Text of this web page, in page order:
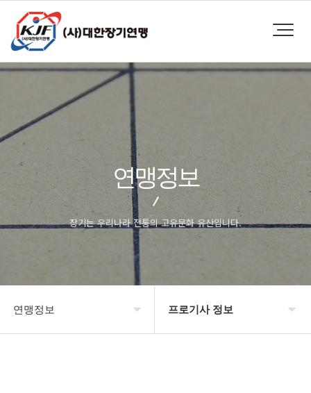
연맹정보
장기는 우리나라 전통의 고유문화 유산입니다.
연맹정보 프로기사 정보